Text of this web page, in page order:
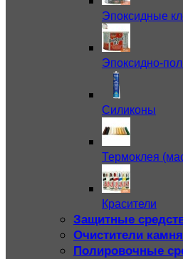
Эпоксидные
Эпоксидно-
Силиконы
Термоклея
Красители
Защитные
Очистители камня
Полировочные